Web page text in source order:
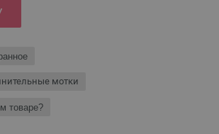
мотки
товаре?